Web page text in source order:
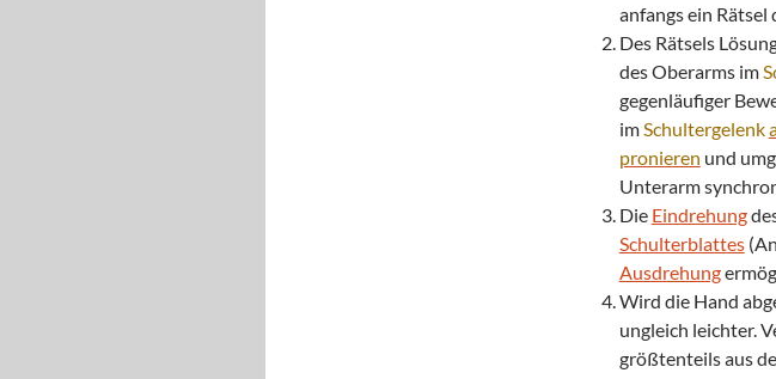
anfangs ein Rätsel
Des Rätsels
des Oberarms im
gegenläufiger
im Schultergelenk
pronieren und
Unterarm
Die Eindrehung
Schulterblattes
Ausdrehung
Wird die Hand
ungleich leichter.
größtenteils aus